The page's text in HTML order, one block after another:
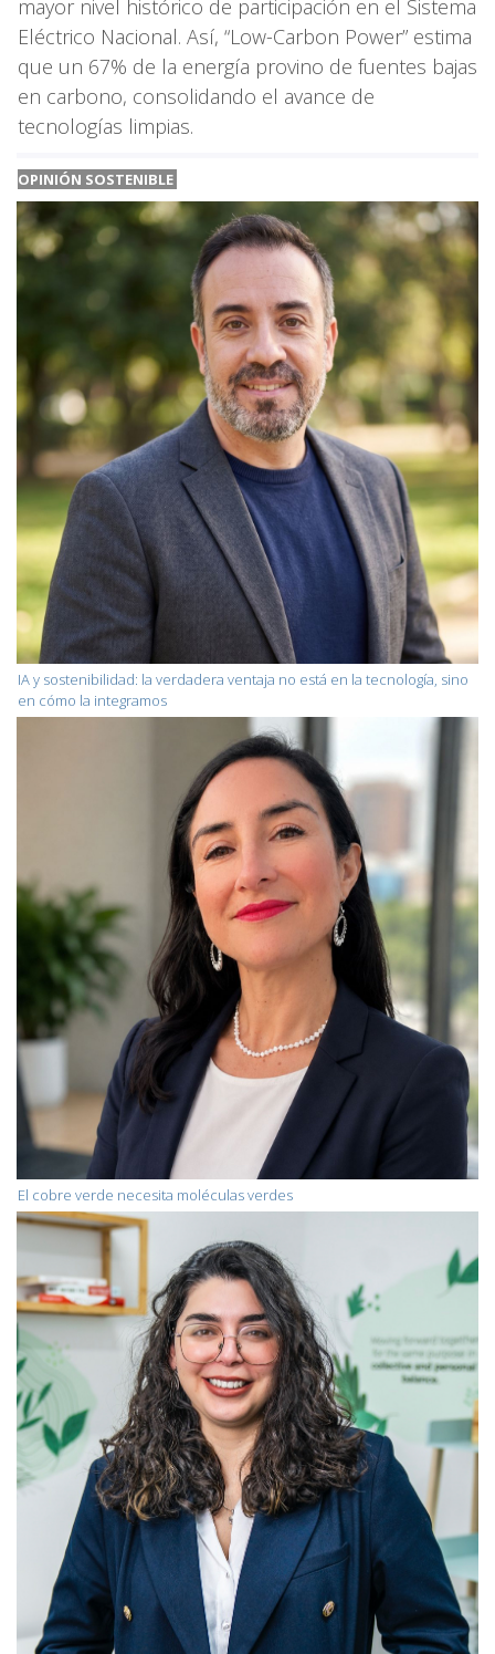
mayor nivel histórico de participación en el Sistema
Eléctrico Nacional. Así, “Low-Carbon Power” estima
que un 67% de la energía provino de fuentes bajas
en carbono, consolidando el avance de
tecnologías limpias.
OPINIÓN SOSTENIBLE
IA y sostenibilidad: la verdadera ventaja no está en la tecnología, sino
en cómo la integramos
El cobre verde necesita moléculas verdes